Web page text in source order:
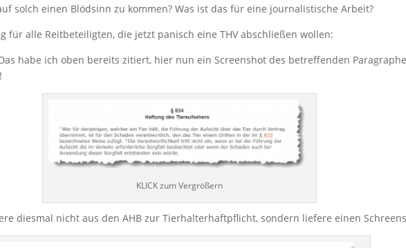
solch einen Blödsinn zu kommen? Was ist das für eine journalistische Arbeit?
für alle Reitbeteiligten, die jetzt panisch eine THV abschließen wollen:
habe ich oben bereits zitiert, hier nun ein Screenshot des betreffenden
KLICK zum Vergrößern
diesmal nicht aus den AHB zur Tierhalterhaftpflicht, sondern liefere einen